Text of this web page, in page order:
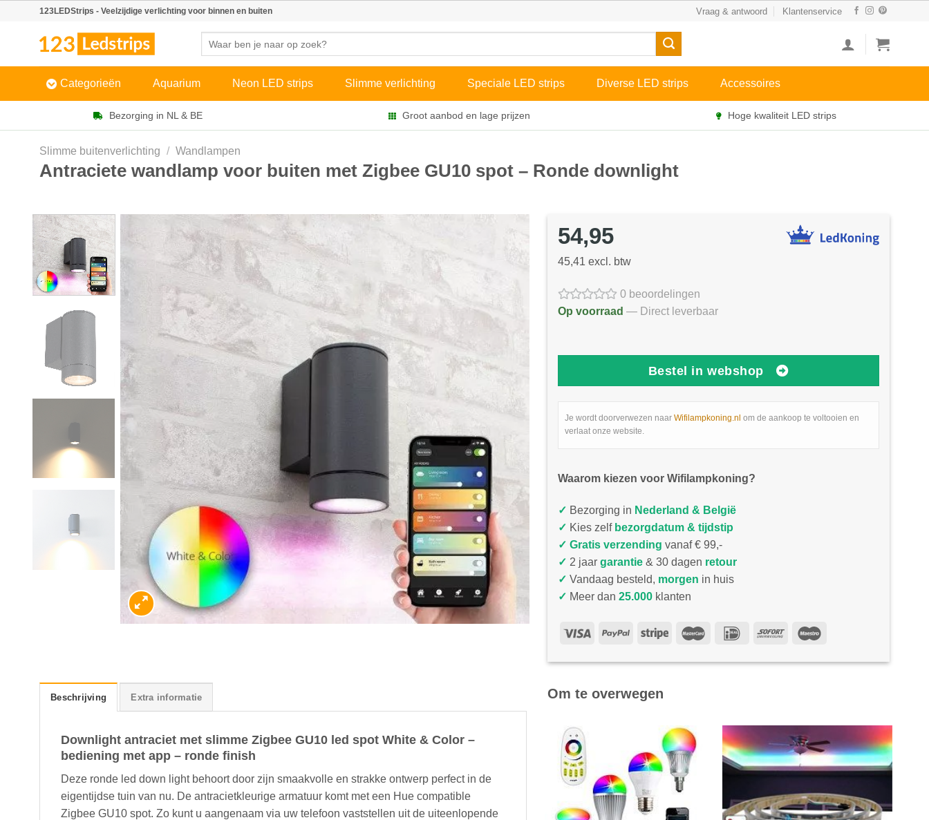
123LEDStrips - Veelzijdige verlichting voor binnen en buiten Vraag & antwoord Klantenservice
Categorieën Aquarium Neon LED strips Slimme verlichting Speciale LED strips Diverse LED strips Accessoires
Bezorging in NL & BE Groot aanbod en lage prijzen Hoge kwaliteit LED strips
Slimme buitenverlichting / Wandlampen
Antraciete wandlamp voor buiten met Zigbee GU10 spot – Ronde downlight
54,95
45,41 excl. btw
0 beoordelingen
Op voorraad — Direct leverbaar
Bestel in webshop
Je wordt doorverwezen naar Wifilampkoning.nl om de aankoop te voltooien en
verlaat onze website.
Waarom kiezen voor Wifilampkoning?
✓ Bezorging in Nederland & België
✓ Kies zelf bezorgdatum & tijdstip
✓ Gratis verzending vanaf € 99,-
✓ 2 jaar garantie & 30 dagen retour
✓ Vandaag besteld, morgen in huis
✓ Meer dan 25.000 klanten
Beschrijving Extra informatie
Downlight antraciet met slimme Zigbee GU10 led spot White & Color –
bediening met app – ronde finish
Deze ronde led down light behoort door zijn smaakvolle en strakke ontwerp perfect in de
eigentijdse tuin van nu. De antracietkleurige armatuur komt met een Hue compatible
Zigbee GU10 spot. Zo kunt u aangenaam via uw telefoon vaststellen uit de uiteenlopende
Om te overwegen